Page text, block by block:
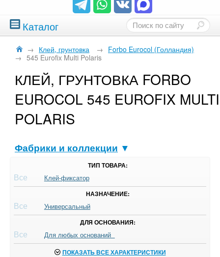
Каталог
→ Клей, грунтовка → Forbo Eurocol (Голландия)
→ 545 Eurofix Multi Polaris
КЛЕЙ, ГРУНТОВКА FORBO
EUROCOL 545 EUROFIX MULTI
POLARIS
Фабрики и коллекции ▼
ТИП ТОВАРА:
Все Клей-фиксатор
НАЗНАЧЕНИЕ:
Все Универсальный
ДЛЯ ОСНОВАНИЯ:
Все Для любых оснований
ПОКАЗАТЬ ВСЕ ХАРАКТЕРИСТИКИ